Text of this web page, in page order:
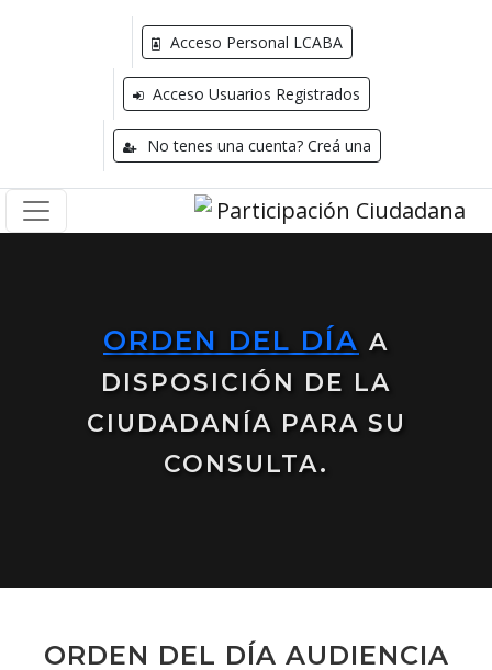
Acceso Personal LCABA
Acceso Usuarios Registrados
No tenes una cuenta? Creá una
ORDEN DEL DÍA A
DISPOSICIÓN DE LA
CIUDADANÍA PARA SU
CONSULTA.
ORDEN DEL DÍA AUDIENCIA